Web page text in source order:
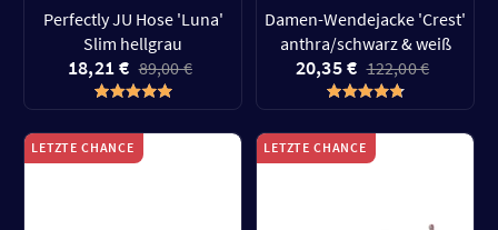
Perfectly JU Hose 'Luna'
Slim hellgrau
18,21 € 89,00 €
Damen-Wendejacke 'Crest'
anthra/schwarz & weiß
20,35 € 122,00 €
LETZTE CHANCE LETZTE CHANCE